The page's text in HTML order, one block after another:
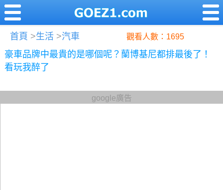
首頁 >生活 >汽車 觀看人數：1695
豪車品牌中最貴的是哪個呢？蘭博基尼都排最後了！
看玩我醉了
google廣告